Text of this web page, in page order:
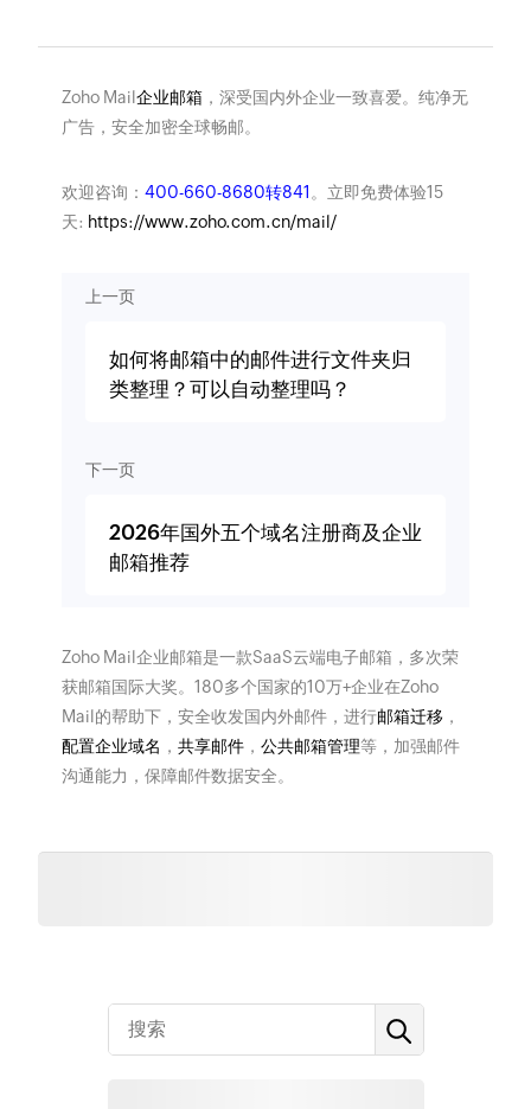
Zoho Mail企业邮箱，深受国内外企业一致喜爱。纯净无
广告，安全加密全球畅邮。
欢迎咨询： 400-660-8680转841 。立即免费体验15
天: https://www.zoho.com.cn/mail/
上一页
如何将邮箱中的邮件进行文件夹归
类整理？可以自动整理吗？
下一页
2026年国外五个域名注册商及企业
邮箱推荐
Zoho Mail企业邮箱是一款SaaS云端电子邮箱，多次荣
获邮箱国际大奖。180多个国家的10万+企业在Zoho
Mail的帮助下，安全收发国内外邮件，进行邮箱迁移 ，
配置企业域名 ， 共享邮件， 公共邮箱管理等，加强邮件
沟通能力，保障邮件数据安全。